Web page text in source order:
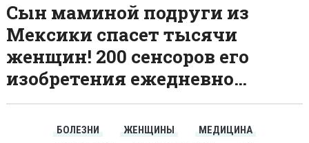
Сын маминой подруги из
Мексики спасет тысячи
женщин! 200 сенсоров его
изобретения ежедневно…
БОЛЕЗНИ ЖЕНЩИНЫ
МЕДИЦИНА